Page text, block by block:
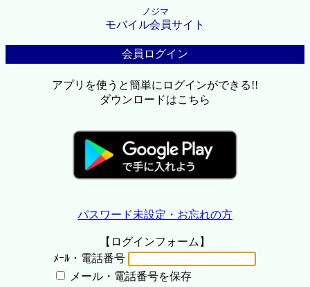
ノジマ
モバイル会員サイト
会員ログイン
アプリを使うと簡単にログインができる!!
ダウンロードはこちら
パスワード未設定・お忘れの方
【ログインフォーム】
ﾒｰﾙ・電話番号
メール・電話番号を保存